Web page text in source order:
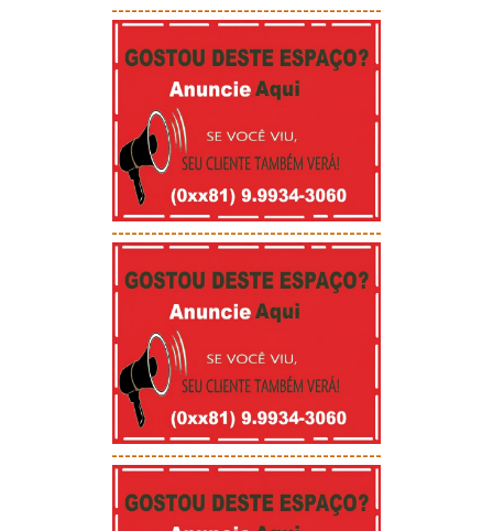
-----------------------------------------
-----------------------------------------
-----------------------------------------